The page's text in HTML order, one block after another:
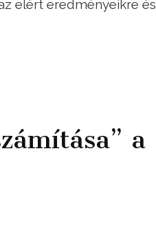
elért eredményeikre és
a